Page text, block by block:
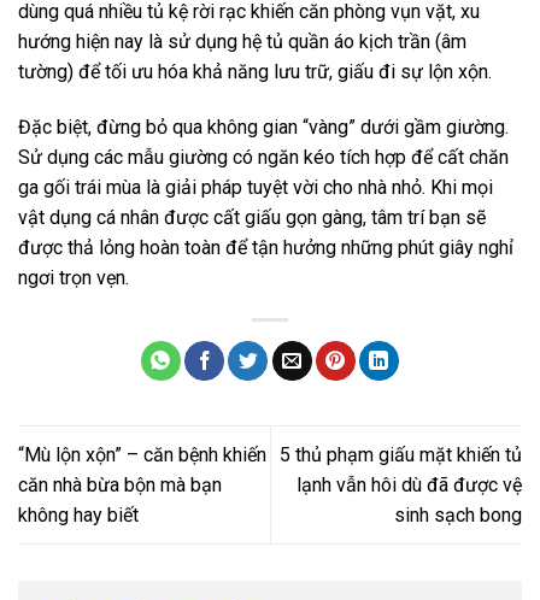
dùng quá nhiều tủ kệ rời rạc khiến căn phòng vụn vặt, xu
hướng hiện nay là sử dụng hệ tủ quần áo kịch trần (âm
tường) để tối ưu hóa khả năng lưu trữ, giấu đi sự lộn xộn.
Đặc biệt, đừng bỏ qua không gian “vàng” dưới gầm giường.
Sử dụng các mẫu giường có ngăn kéo tích hợp để cất chăn
ga gối trái mùa là giải pháp tuyệt vời cho nhà nhỏ. Khi mọi
vật dụng cá nhân được cất giấu gọn gàng, tâm trí bạn sẽ
được thả lỏng hoàn toàn để tận hưởng những phút giây nghỉ
ngơi trọn vẹn.
“Mù lộn xộn” – căn bệnh khiến
căn nhà bừa bộn mà bạn
không hay biết
5 thủ phạm giấu mặt khiến tủ
lạnh vẫn hôi dù đã được vệ
sinh sạch bong